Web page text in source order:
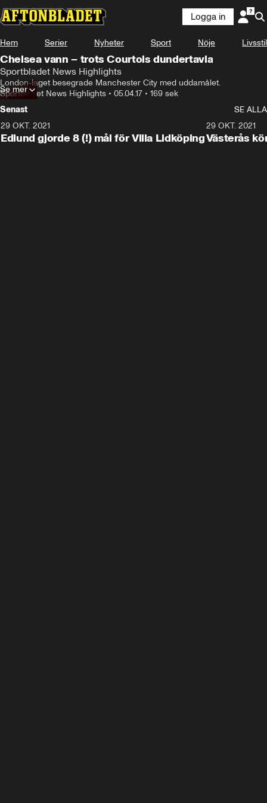
Logga in
Hem Serier Nyheter Sport Nöje Livsstil
Chelsea vann – trots Courtois dundertavla
Sportbladet News Highlights
London-laget besegrade Manchester City med uddamålet.
Sportbladet News Highlights • 05.04.17 • 169 sek
Se mer
Senast
SE ALLA
29 OKT. 2021
Edlund gjorde 8 (!) mål för Villa Lidköping
29 OKT. 2021
Västerås